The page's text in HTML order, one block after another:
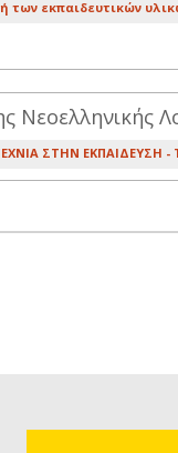
εκπαιδευτικών
Νεοελληνικής
ΣΤΗΝ ΕΚΠΑΙΔΕΥΣΗ -